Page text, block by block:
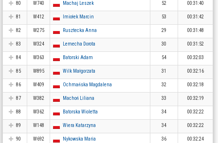
80 W740 Machaj Leszek 52 00:31:40
81 W412 Imiołek Marcin 53 00:31:42
82 W275 Rusztecka Anna 29 00:31:48
83 W324 Lemecha Dorota 30 00:31:52
84 W363 Batorski Adam 54 00:32:03
85 W895 Wilk Małgorzata 31 00:32:16
86 W409 Ochmańska Magdalena 32 00:32:18
87 W382 Machoń Liliana 33 00:32:19
88 W362 Batorska Wioletta 34 00:32:22
89 W148 Wiera Katarzyna 34 00:32:22
90 W692 Nykowska Maria 36 00:32:24